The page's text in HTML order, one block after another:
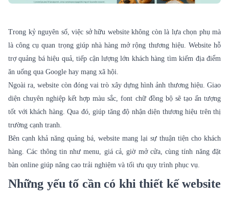
Trong kỷ nguyên số, việc sở hữu website không còn là lựa chọn phụ mà
là công cụ quan trọng giúp nhà hàng mở rộng thương hiệu. Website hỗ
trợ quảng bá hiệu quả, tiếp cận lượng lớn khách hàng tìm kiếm địa điểm
ăn uống qua Google hay mạng xã hội.
Ngoài ra, website còn đóng vai trò xây dựng hình ảnh thương hiệu. Giao
diện chuyên nghiệp kết hợp màu sắc, font chữ đồng bộ sẽ tạo ấn tượng
tốt với khách hàng. Qua đó, giúp tăng độ nhận diện thương hiệu trên thị
trường cạnh tranh.
Bên cạnh khả năng quảng bá, website mang lại sự thuận tiện cho khách
hàng. Các thông tin như menu, giá cả, giờ mở cửa, cùng tính năng đặt
bàn online giúp nâng cao trải nghiệm và tối ưu quy trình phục vụ.
Những yếu tố cần có khi thiết kế website